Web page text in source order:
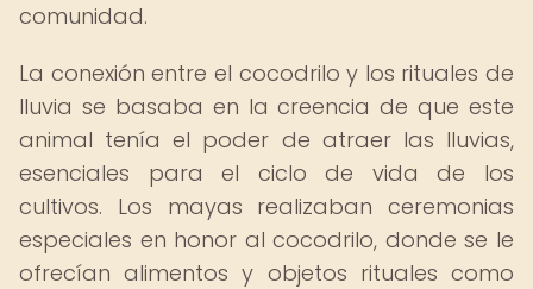
comunidad.
La conexión entre el cocodrilo y los rituales de
lluvia se basaba en la creencia de que este
animal tenía el poder de atraer las lluvias,
esenciales para el ciclo de vida de los
cultivos. Los mayas realizaban ceremonias
especiales en honor al cocodrilo, donde se le
ofrecían alimentos y objetos rituales como